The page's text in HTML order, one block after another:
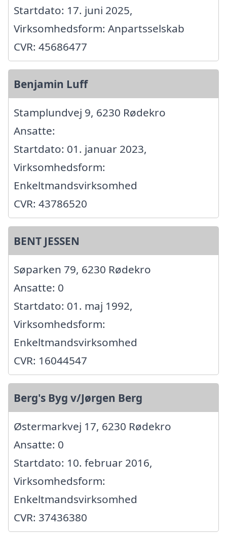
Startdato: 17. juni 2025,
Virksomhedsform: Anpartsselskab
CVR: 45686477
Benjamin Luff
Stamplundvej 9, 6230 Rødekro
Ansatte:
Startdato: 01. januar 2023,
Virksomhedsform:
Enkeltmandsvirksomhed
CVR: 43786520
BENT JESSEN
Søparken 79, 6230 Rødekro
Ansatte: 0
Startdato: 01. maj 1992,
Virksomhedsform:
Enkeltmandsvirksomhed
CVR: 16044547
Berg's Byg v/Jørgen Berg
Østermarkvej 17, 6230 Rødekro
Ansatte: 0
Startdato: 10. februar 2016,
Virksomhedsform:
Enkeltmandsvirksomhed
CVR: 37436380